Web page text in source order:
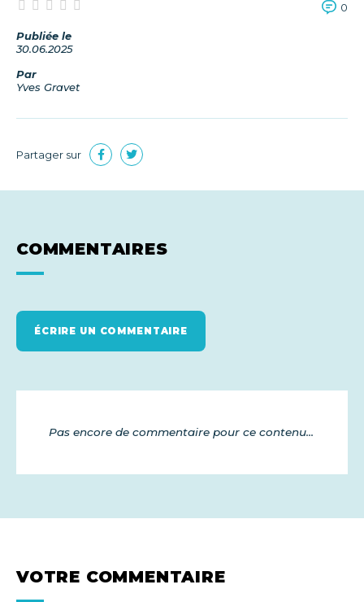
0
Publiée le
30.06.2025
Par
Yves Gravet
Partager sur
COMMENTAIRES
ÉCRIRE UN COMMENTAIRE
Pas encore de commentaire pour ce contenu...
VOTRE COMMENTAIRE